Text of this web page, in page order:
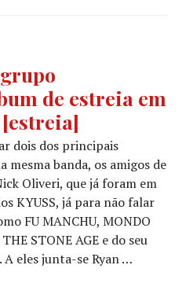
de estreia em
dois dos principais
banda, os amigos de
Oliveri, que já foram em
KYUSS, já para não falar
FU MANCHU, MONDO
STONE AGE e do seu
eles junta-se Ryan …
Super grupo disponibiliza